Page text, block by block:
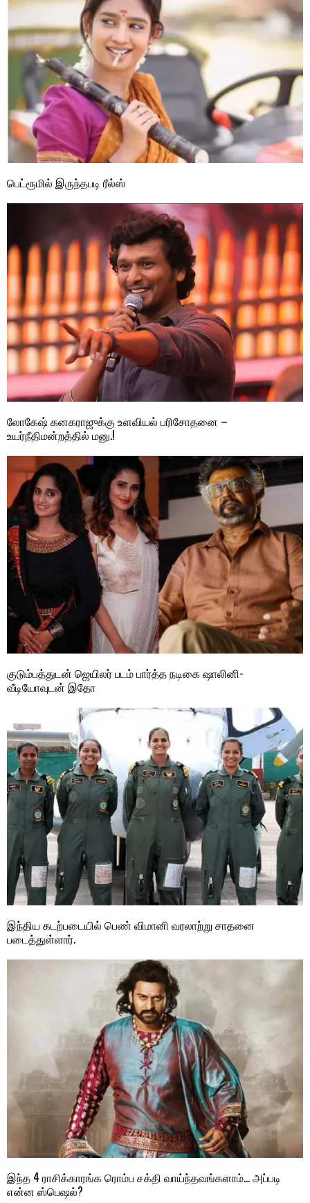
பெட்ரூமில் இருந்தபடி ரீல்ஸ்
லோகேஷ் கனகராஜுக்கு உளவியல் பரிசோதனை –
உயர்நீதிமன்றத்தில் மனு.!
குடும்பத்துடன் ஜெயிலர் படம் பார்த்த நடிகை ஷாலினி-
வீடியோவுடன் இதோ
இந்திய கடற்படையில் பெண் விமானி வரலாற்று சாதனை
படைத்துள்ளார்.
இந்த 4 ராசிக்காரங்க ரொம்ப சக்தி வாய்ந்தவங்களாம்… அப்படி
என்ன ஸ்பெஷல்?